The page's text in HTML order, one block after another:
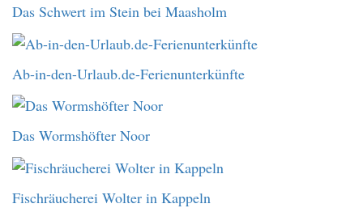
Das Schwert im Stein bei Maasholm
Ab-in-den-Urlaub.de-Ferienunterkünfte
Das Wormshöfter Noor
Fischräucherei Wolter in Kappeln